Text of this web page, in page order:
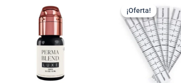
¡Oferta!
¡Oferta!
precio
original
era:
21.78€.
precio
actual
es:
18.15€.